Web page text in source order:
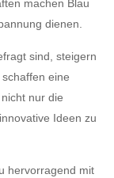
machen Blau
dienen.
sind, steigern
eine
nur die
Ideen zu
hervorragend mit